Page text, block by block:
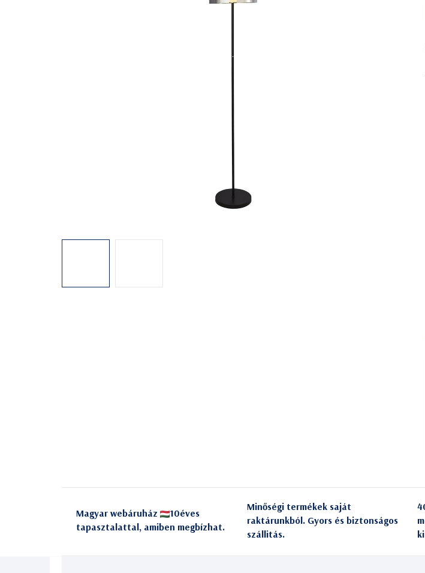
Magyar webáruház
10éves
tapasztalattal, amiben megbízhat.
Minőségi termékek saját
raktárunkból. Gyors és biztonságos
szállitás.
ki